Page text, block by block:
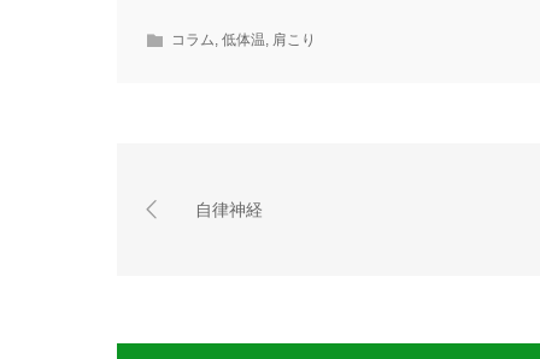
コラム, 低体温, 肩こり
自律神経